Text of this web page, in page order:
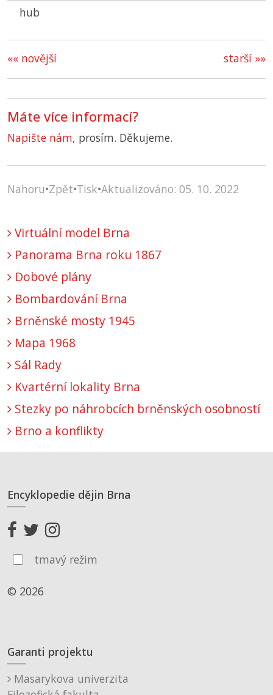
hub
starší »»
«« novější
Máte více informací?
Napište nám, prosím. Děkujeme.
Nahoru•Zpět•Tisk•Aktualizováno: 05. 10. 2022
Virtuální model Brna
Panorama Brna roku 1867
Dobové plány
Bombardování Brna
Brněnské mosty 1945
Mapa 1968
Sál Rady
Kvartérní lokality Brna
Stezky po náhrobcích brněnských osobností
Brno a konflikty
Encyklopedie dějin Brna
tmavý režim
© 2026
Garanti projektu
Masarykova univerzita